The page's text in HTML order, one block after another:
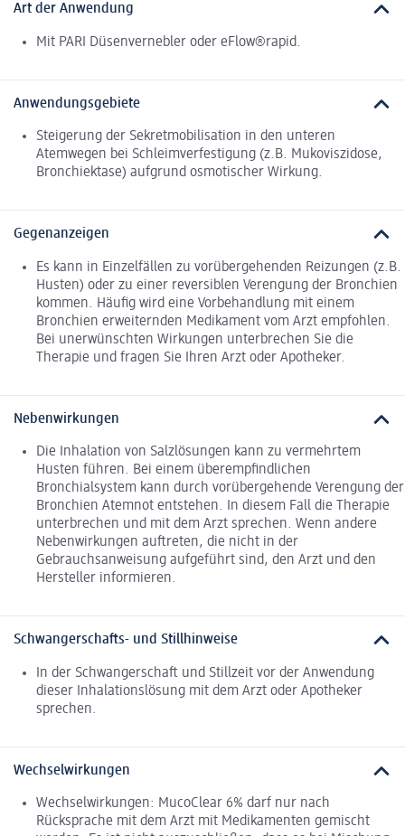
Art der Anwendung
Mit PARI Düsenvernebler oder eFlow®rapid.
Anwendungsgebiete
Steigerung der Sekretmobilisation in den unteren
Atemwegen bei Schleimverfestigung (z.B. Mukoviszidose,
Bronchiektase) aufgrund osmotischer Wirkung.
Gegenanzeigen
Es kann in Einzelfällen zu vorübergehenden Reizungen (z.B.
Husten) oder zu einer reversiblen Verengung der Bronchien
kommen. Häufig wird eine Vorbehandlung mit einem
Bronchien erweiternden Medikament vom Arzt empfohlen.
Bei unerwünschten Wirkungen unterbrechen Sie die
Therapie und fragen Sie Ihren Arzt oder Apotheker.
Nebenwirkungen
Die Inhalation von Salzlösungen kann zu vermehrtem
Husten führen. Bei einem überempfindlichen
Bronchialsystem kann durch vorübergehende Verengung der
Bronchien Atemnot entstehen. In diesem Fall die Therapie
unterbrechen und mit dem Arzt sprechen. Wenn andere
Nebenwirkungen auftreten, die nicht in der
Gebrauchsanweisung aufgeführt sind, den Arzt und den
Hersteller informieren.
Schwangerschafts- und Stillhinweise
In der Schwangerschaft und Stillzeit vor der Anwendung
dieser Inhalationslösung mit dem Arzt oder Apotheker
sprechen.
Wechselwirkungen
Wechselwirkungen: MucoClear 6% darf nur nach
Rücksprache mit dem Arzt mit Medikamenten gemischt